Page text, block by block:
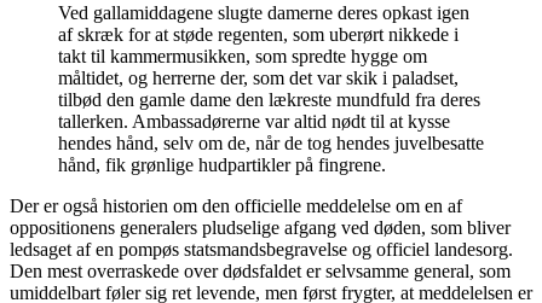
Ved gallamiddagene slugte damerne deres opkast igen
af skræk for at støde regenten, som uberørt nikkede i
takt til kammermusikken, som spredte hygge om
måltidet, og herrerne der, som det var skik i paladset,
tilbød den gamle dame den lækreste mundfuld fra deres
tallerken. Ambassadørerne var altid nødt til at kysse
hendes hånd, selv om de, når de tog hendes juvelbesatte
hånd, fik grønlige hudpartikler på fingrene.
Der er også historien om den officielle meddelelse om en af
oppositionens generalers pludselige afgang ved døden, som bliver
ledsaget af en pompøs statsmandsbegravelse og officiel landesorg.
Den mest overraskede over dødsfaldet er selvsamme general, som
umiddelbart føler sig ret levende, men først frygter, at meddelelsen er